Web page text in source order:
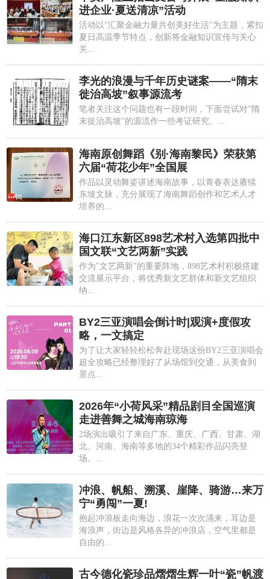
进企业·夏送清凉”活动
活动以"汇聚金融力量共创美好生活"为主题，紧扣
夏日高温季节特点，创新将金融知识宣传与关心
关...
李光的浪漫与千年历史谜案——“隋末
徙治高坡”叙事源流考
笔者关注这个问题也有一段时间，下面尝试对"隋
末徙治高坡"的源流作一些考证研究。...
海南原创舞蹈《别·海南黎民》荣获第
六届“荷花少年”全国展
作品以灵动舞姿讲述海南故事，以青春表达赓续
东坡文脉，充分展现了海南舞蹈创作和艺术人才
培养的...
海口江东新区898艺术村入选第四批中
国文联“文艺两新”实践
作为"文艺两新"的重要阵地，898艺术村积极搭建
交流展示平台，将优秀新文艺群体和新文艺组织
纳...
BY2三亚演唱会倒计时|观演+度假攻
略，一文搞定
为了让大家轻轻松松奔赴现场这份BY2三亚演唱会
超全攻略已经整理好了从场馆到交通，从美食到
景点...
2026年“小荷风采”精品剧目全国巡演
走进善舞之城海南琼海
2场演出吸引了来自广东、重庆、广西、甘肃、湖
北、河南、海南等多地的34个精彩作品闪亮登
场。...
冲浪、帆船、溯溪、崖降、骑游…来万
宁“勇闯”一夏!
抱起冲浪板走向海边，浪花一次次涌来，耳边是
海浪声，街边是风格各异的冲浪店，空气里都是
自由的...
古今德化瓷珍品熠熠生辉一叶“瓷”帆渡